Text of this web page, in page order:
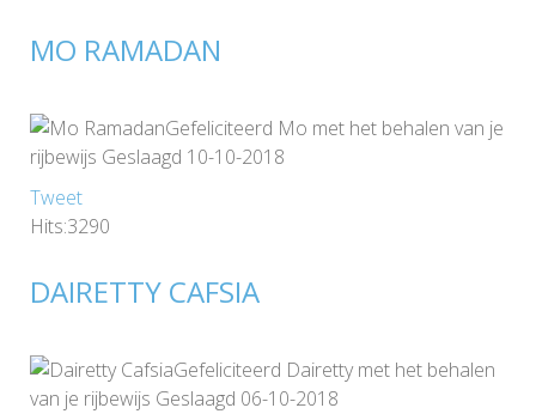
MO RAMADAN
Gefeliciteerd Mo met het behalen van je
rijbewijs Geslaagd 10-10-2018
Tweet
Hits:3290
DAIRETTY CAFSIA
Gefeliciteerd Dairetty met het behalen
van je rijbewijs Geslaagd 06-10-2018